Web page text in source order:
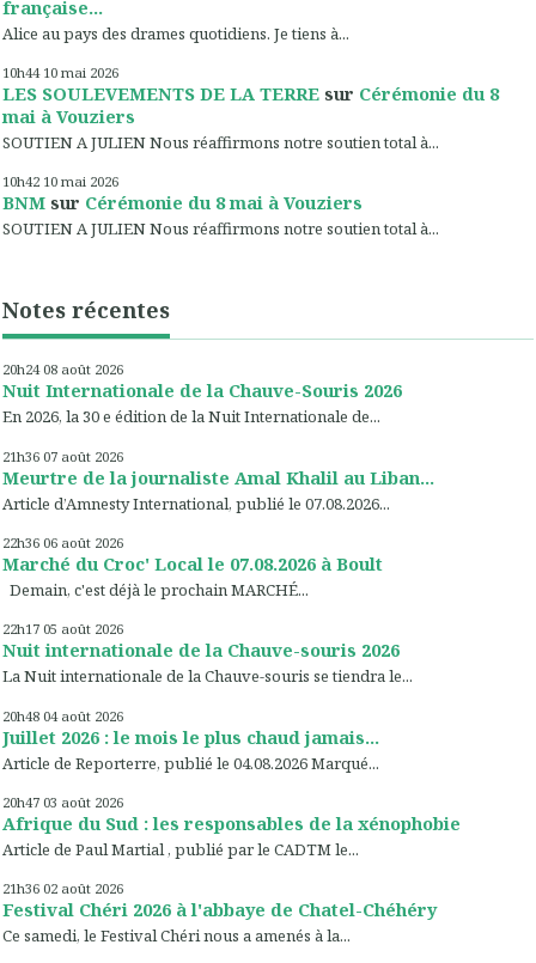
française...
Alice au pays des drames quotidiens. Je tiens à...
10h44 10 mai 2026
LES SOULEVEMENTS DE LA TERRE sur Cérémonie du 8
mai à Vouziers
SOUTIEN A JULIEN Nous réaffirmons notre soutien total à...
10h42 10 mai 2026
BNM sur Cérémonie du 8 mai à Vouziers
SOUTIEN A JULIEN Nous réaffirmons notre soutien total à...
Notes récentes
20h24 08 août 2026
Nuit Internationale de la Chauve-Souris 2026
En 2026, la 30 e édition de la Nuit Internationale de...
21h36 07 août 2026
Meurtre de la journaliste Amal Khalil au Liban...
Article d’Amnesty International, publié le 07.08.2026...
22h36 06 août 2026
Marché du Croc' Local le 07.08.2026 à Boult
Demain, c'est déjà le prochain MARCHÉ...
22h17 05 août 2026
Nuit internationale de la Chauve-souris 2026
La Nuit internationale de la Chauve-souris se tiendra le...
20h48 04 août 2026
Juillet 2026 : le mois le plus chaud jamais...
Article de Reporterre, publié le 04.08.2026 Marqué...
20h47 03 août 2026
Afrique du Sud : les responsables de la xénophobie
Article de Paul Martial , publié par le CADTM le...
21h36 02 août 2026
Festival Chéri 2026 à l'abbaye de Chatel-Chéhéry
Ce samedi, le Festival Chéri nous a amenés à la...